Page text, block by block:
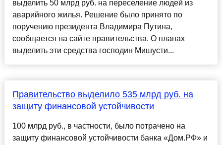
выделить 50 млрд руб. на переселение людей из
аварийного жилья. Решение было принято по
поручению президента Владимира Путина,
сообщается на сайте правительства. О планах
выделить эти средства господин Мишусти...
Правительство выделило 535 млрд руб. на
защиту финансовой устойчивости
100 млрд руб., в частности, было потрачено на
защиту финансовой устойчивости банка «Дом.РФ» и